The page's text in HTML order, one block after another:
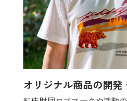
オリジナル商品の開発